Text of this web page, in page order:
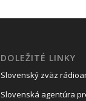
DOLEŽITÉ LINKY
Slovenský zväz
Slovenská agentúra